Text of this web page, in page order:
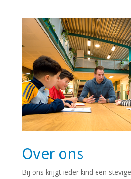
Over ons
Bij ons krijgt ieder kind een